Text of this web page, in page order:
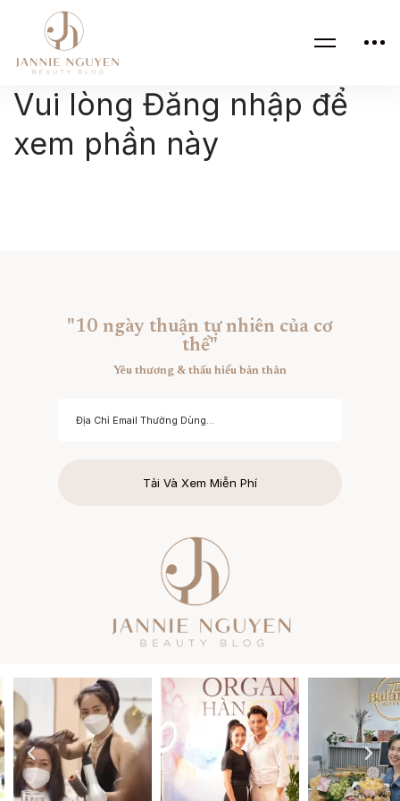
Vui lòng Đăng nhập để
xem phần này
"10 ngày thuận tự nhiên của cơ
thể"
Yêu thương & thấu hiểu bản thân
Tải Và Xem Miễn Phí